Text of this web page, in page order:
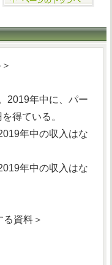
2019年中に、パー
得ている。
年中の収入はな
年中の収入はな
資料＞